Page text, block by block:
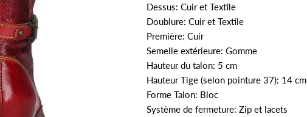
Dessus: Cuir et Textile
Doublure: Cuir et Textile
Première: Cuir
Semelle extérieure: Gomme
Hauteur du talon: 5 cm
Hauteur Tige (selon pointure 37): 14 cm
Forme Talon: Bloc
Système de fermeture: Zip et lacets